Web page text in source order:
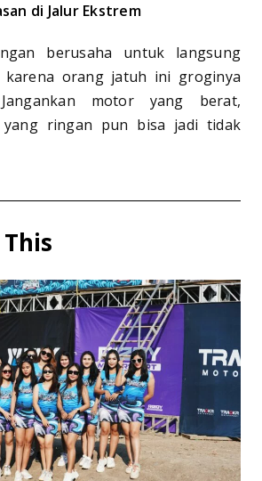
di Jalur Ekstrem
berusaha untuk langsung
orang jatuh ini groginya
motor yang berat,
ringan pun bisa jadi tidak